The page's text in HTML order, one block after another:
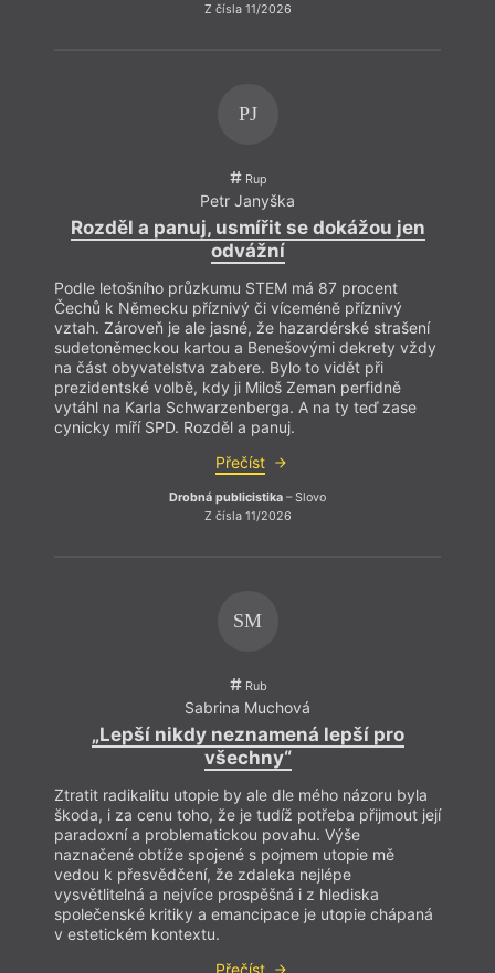
Z čísla 11/2026
PJ
Rup
Petr Janyška
Rozděl a panuj, usmířit se dokážou jen
odvážní
Podle letošního průzkumu STEM má 87 procent
Čechů k Německu příznivý či víceméně příznivý
vztah. Zároveň je ale jasné, že hazardérské strašení
sudetoněmeckou kartou a Benešovými dekrety vždy
na část obyvatelstva zabere. Bylo to vidět při
prezidentské volbě, kdy ji Miloš Zeman perfidně
vytáhl na Karla Schwarzenberga. A na ty teď zase
cynicky míří SPD. Rozděl a panuj.
Přečíst
Drobná publicistika – Slovo
Z čísla 11/2026
SM
Rub
Sabrina Muchová
„Lepší nikdy neznamená lepší pro
všechny“
Ztratit radikalitu utopie by ale dle mého názoru byla
škoda, i za cenu toho, že je tudíž potřeba přijmout její
paradoxní a problematickou povahu. Výše
naznačené obtíže spojené s pojmem utopie mě
vedou k přesvědčení, že zdaleka nejlépe
vysvětlitelná a nejvíce prospěšná i z hlediska
společenské kritiky a emancipace je utopie chápaná
v estetickém kontextu.
Přečíst